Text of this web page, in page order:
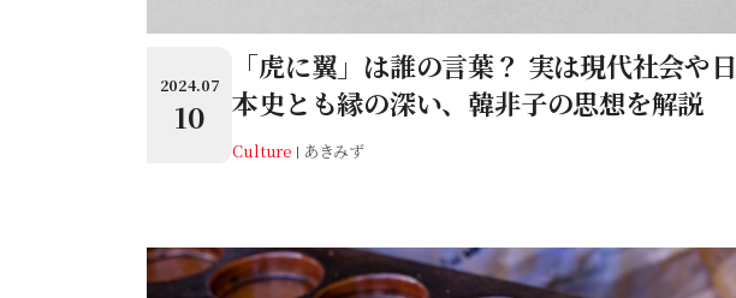
2024.07
10
「虎に翼」は誰の言葉？ 実は現代社会や日
本史とも縁の深い、韓非子の思想を解説
Culture あきみず